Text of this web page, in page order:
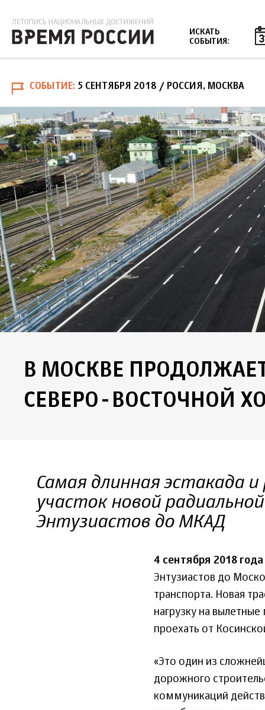
ИСКАТЬ
СОБЫТИЯ:
СОБЫТИЕ 5 СЕНТЯБРЯ 2018 / РОССИЯ, МОСКВА
В МОСКВЕ
СЕВЕРО-ВОСТОЧНОЙ
Самая длинная эстакада
участок новой
Энтузиастов до МКАД
4 сентября 2018 года
Энтузиастов до
транспорта. Новая
нагрузку на
проехать от
«Это один из
дорожного
коммуникаций